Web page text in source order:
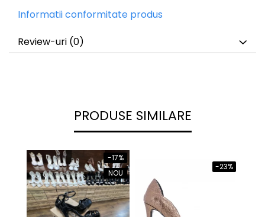
Informatii conformitate produs
Review-uri (0)
PRODUSE SIMILARE
-17%
NOU
-23%